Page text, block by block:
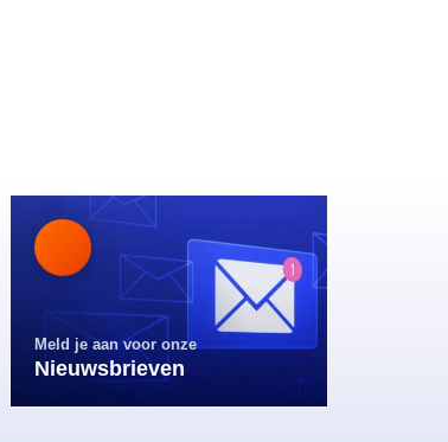
Meld je aan voor onze
Nieuwsbrieven